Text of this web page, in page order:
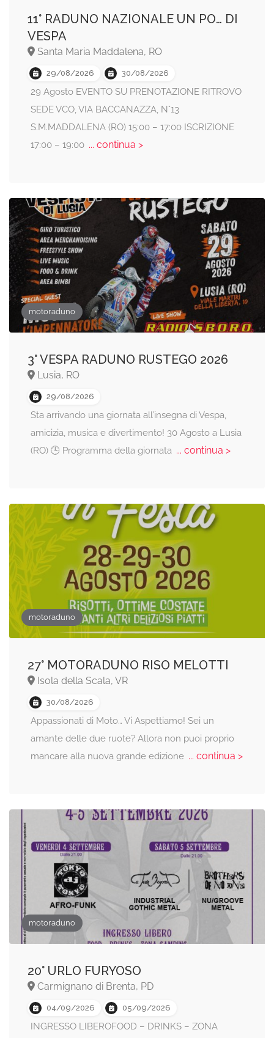
11° RADUNO NAZIONALE UN PO… DI
VESPA
Santa Maria Maddalena, RO
29/08/2026 30/08/2026
29 Agosto EVENTO SU PRENOTAZIONE RITROVO
SEDE VCO, VIA BACCANAZZA, N°13
S.M.MADDALENA (RO) 15:00 – 17:00 ISCRIZIONE
17:00 – 19:00... continua >
motoraduno
3° VESPA RADUNO RUSTEGO 2026
Lusia, RO
29/08/2026
Sta arrivando una giornata all’insegna di Vespa,
amicizia, musica e divertimento! 30 Agosto a Lusia
(RO) 🕒 Programma della giornata... continua >
motoraduno
27° MOTORADUNO RISO MELOTTI
Isola della Scala, VR
30/08/2026
Appassionati di Moto… Vi Aspettiamo! Sei un
amante delle due ruote? Allora non puoi proprio
mancare alla nuova grande edizione... continua >
motoraduno
20° URLO FURYOSO
Carmignano di Brenta, PD
04/09/2026 05/09/2026
INGRESSO LIBEROFOOD – DRINKS – ZONA